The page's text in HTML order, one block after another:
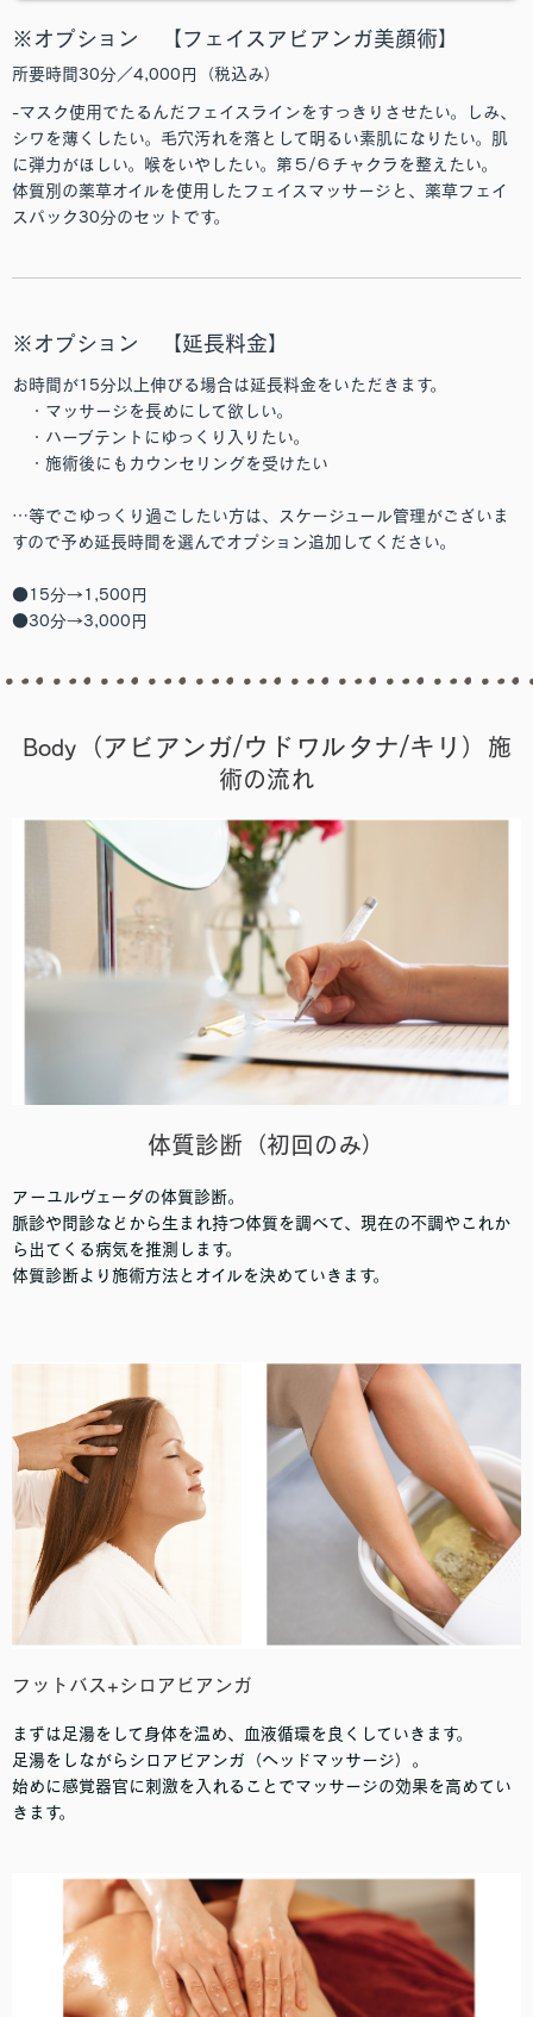
※オプション 【フェイスアビアンガ美顔術】
所要時間30分／4,000円（税込み）
-マスク使用でたるんだフェイスラインをすっきりさせたい。しみ、
シワを薄くしたい。毛穴汚れを落として明るい素肌になりたい。肌
に弾力がほしい。喉をいやしたい。第５/６チャクラを整えたい。
体質別の薬草オイルを使用したフェイスマッサージと、薬草フェイ
スパック30分のセットです。
※オプション 【延長料金】
お時間が15分以上伸びる場合は延長料金をいただきます。
・マッサージを長めにして欲しい。
・ハーブテントにゆっくり入りたい。
・施術後にもカウンセリングを受けたい
…等でごゆっくり過ごしたい方は、スケージュール管理がございま
すので予め延長時間を選んでオプション追加してください。
●15分→1,500円
●30分→3,000円
Body（アビアンガ/ウドワルタナ/キリ）
施
術の流れ
体質診断（初回のみ）
アーユルヴェーダの体質診断。
脈診や問診などから生まれ持つ体質を調べて、現在の不調やこれか
ら出てくる病気を推測します。
体質診断より施術方法とオイルを決めていきます。
フットバス+シロアビアンガ
まずは足湯をして身体を温め、血液循環を良くしていきます。
足湯をしながらシロアビアンガ（ヘッドマッサージ）。
始めに感覚器官に刺激を入れることでマッサージの効果を高めてい
きます。